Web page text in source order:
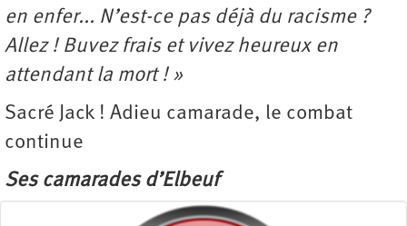
en enfer... N’est-ce pas déjà du racisme ?
Allez ! Buvez frais et vivez heureux en
attendant la mort ! »
Sacré Jack ! Adieu camarade, le combat
continue
Ses camarades d’Elbeuf